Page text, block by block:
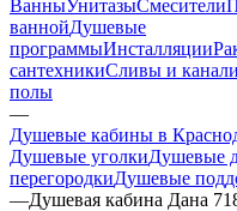
ВанныУнитазыСмесители
ваннойДушевые
программыИнсталляции
сантехникиСливы и
полы
—
Душевые кабины в
Душевые уголкиДушевые
перегородкиДушевые
—Душевая кабина Дана